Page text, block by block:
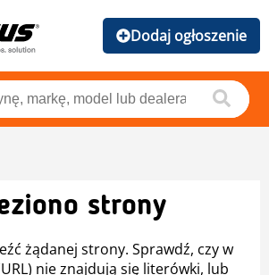
Dodaj ogłoszenie
strony
żądanej strony. Sprawdź, czy w
nie znajdują się literówki, lub